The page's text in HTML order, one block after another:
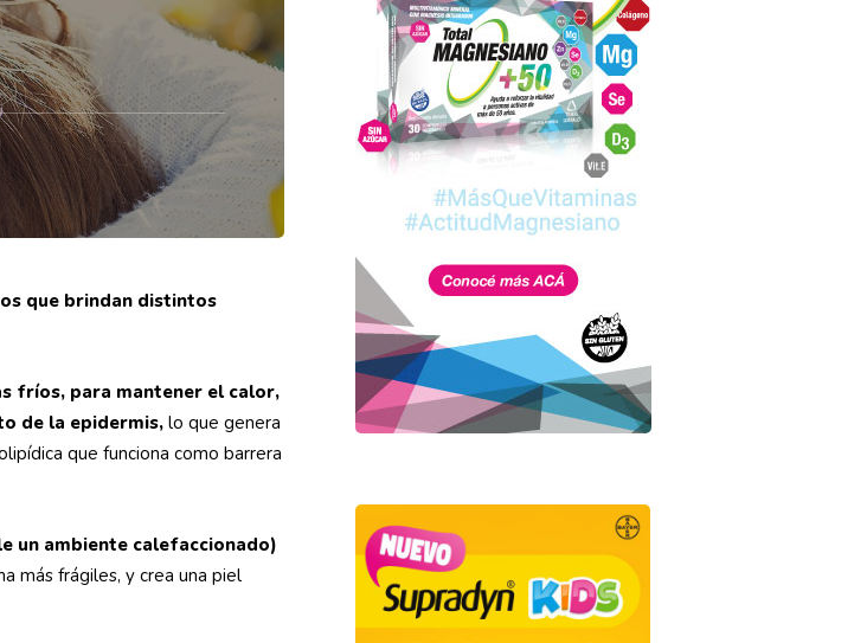
que brindan distintos
fríos, para mantener el calor,
de la epidermis, lo que genera
que funciona como barrera
un ambiente calefaccionado)
más frágiles, y crea una piel